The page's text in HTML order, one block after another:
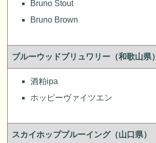
Bruno Stout
Bruno Brown
ブルーウッドブリュワリー（和歌山県）
酒粕ipa
ホッピーヴァイツエン
スカイホップブルーイング（山口県）